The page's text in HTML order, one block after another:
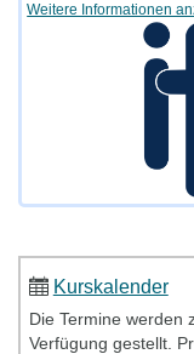
Weitere Informationen
Kurskalender
Die Termine werden
Verfügung gestellt.